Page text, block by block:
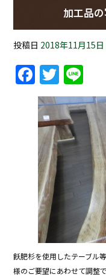
加工品の
投稿日 2018年11月15日
飫肥杉を使用したテーブル
様のご要望にあわせて調整